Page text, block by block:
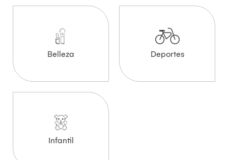
Belleza Deportes
Infantil